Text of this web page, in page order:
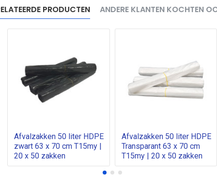
PRODUCTEN ANDERE KLANTEN KOCHTEN
Afvalzakken 50 liter HDPE
zwart 63 x 70 cm T15my |
20 x 50 zakken
Afvalzakken 50 liter HDPE
Transparant 63 x 70 cm
T15my | 20 x 50 zakken